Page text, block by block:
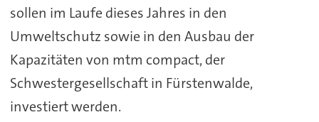
sollen im Laufe dieses Jahres in den
Umweltschutz sowie in den Ausbau der
Kapazitäten von mtm compact, der
Schwestergesellschaft in Fürstenwalde,
investiert werden.